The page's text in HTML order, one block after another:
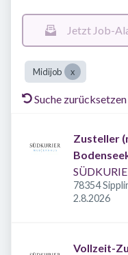
Jetzt Job-
Midijob
Suche zurücksetzen
Zusteller
78354
2.8.2026
Vollzeit-